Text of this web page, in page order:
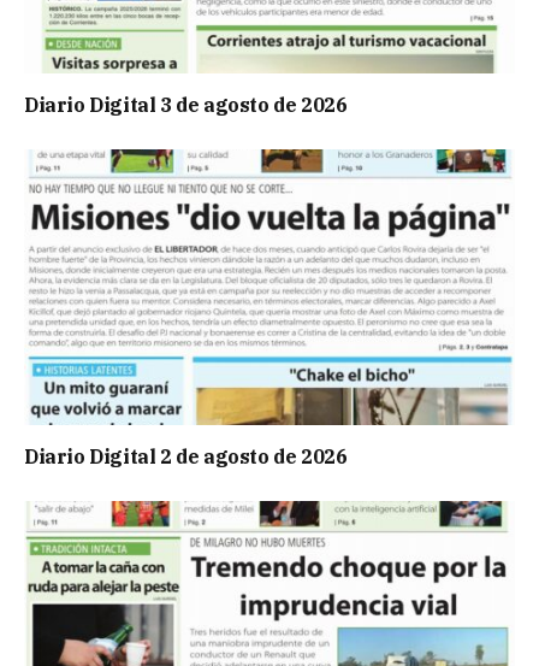
Diario Digital 3 de agosto de 2026
Diario Digital 2 de agosto de 2026